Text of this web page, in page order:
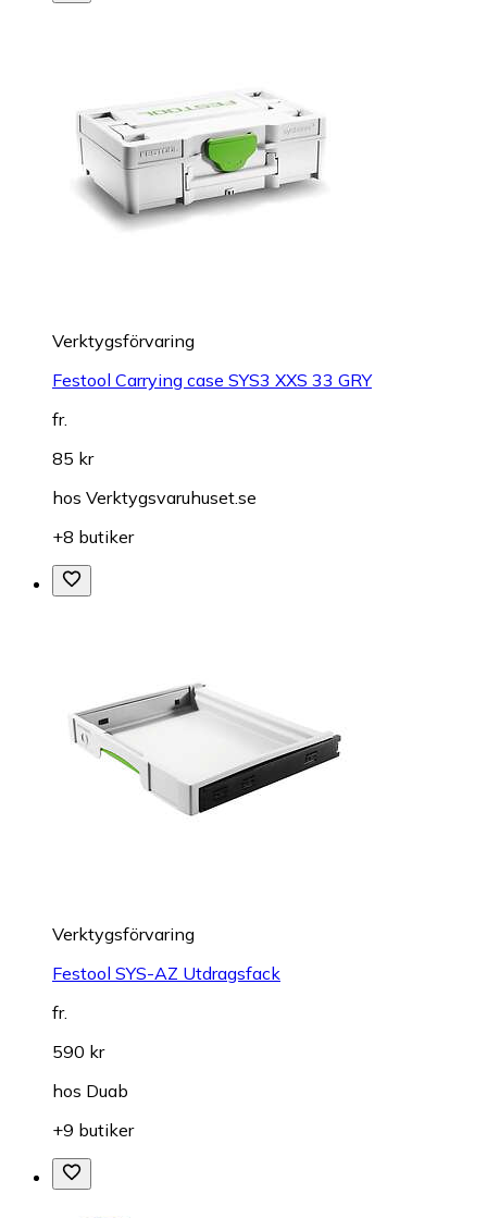
Verktygsförvaring
Festool Carrying case SYS3 XXS 33 GRY
fr.
85 kr
hos Verktygsvaruhuset.se
+8 butiker
Verktygsförvaring
Festool SYS-AZ Utdragsfack
fr.
590 kr
hos Duab
+9 butiker